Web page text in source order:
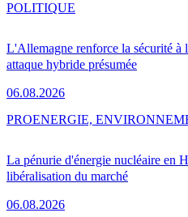
L'Allemagne renforce la sécurité à
attaque hybride présumée
06.08.2026
POLITIQUE
La pénurie d'énergie nucléaire en
libéralisation du marché
06.08.2026
PROENERGIE,